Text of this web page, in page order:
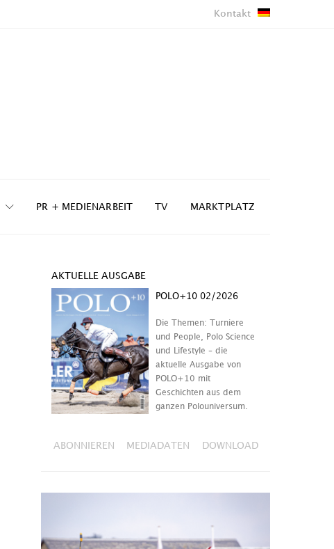
Kontakt
PR + MEDIENARBEIT TV MARKTPLATZ
AKTUELLE AUSGABE
POLO+10 02/2026
Die Themen: Turniere
und People, Polo Science
und Lifestyle – die
aktuelle Ausgabe von
POLO+10 mit
Geschichten aus dem
ganzen Polouniversum.
ABONNIEREN MEDIADATEN DOWNLOAD